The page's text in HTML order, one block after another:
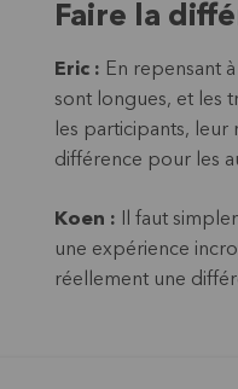
Faire la
Eric : En repensant
sont longues, et les
les participants,
différence pour les
Koen : Il faut
une expérience
réellement une